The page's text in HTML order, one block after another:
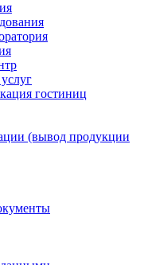
гостиниц
(вывод продукции